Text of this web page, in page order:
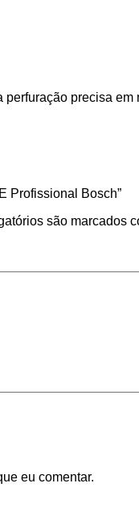
precisa em
Profissional Bosch”
são marcados
eu comentar.